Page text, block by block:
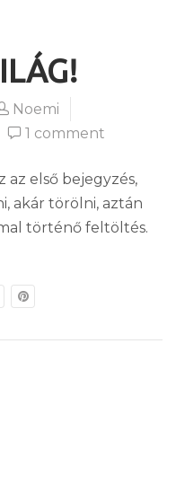
Noemi
1 comment
az első bejegyzés,
akár törölni, aztán
történő feltöltés.